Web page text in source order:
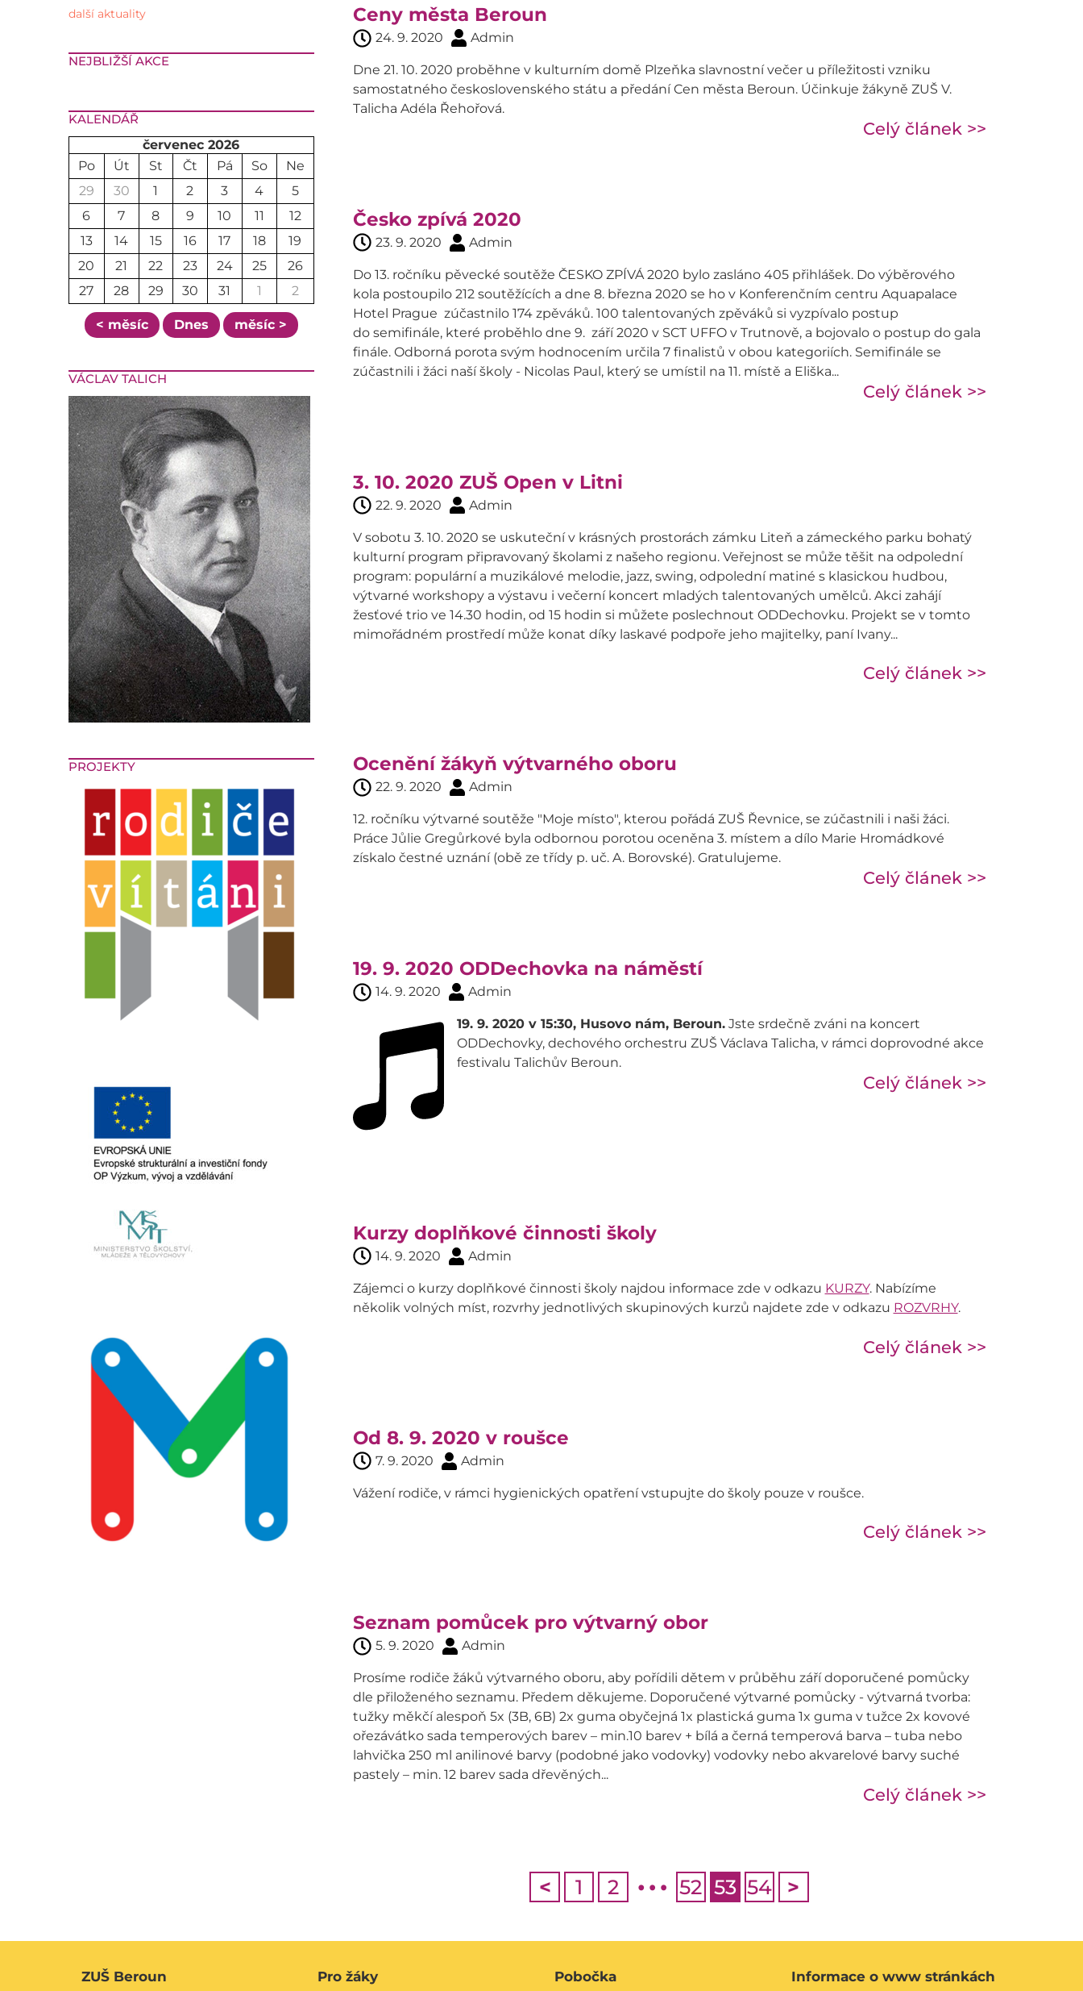
další aktuality
NEJBLIŽŠÍ AKCE
KALENDÁŘ
červenec 2026
Po
Út St Čt Pá So
Ne
29
30 1 2 3 4
5
6
7 8 9 10 11
12
13
14 15 16 17 18
19
20
21 22 23 24 25
26
27
28 29 30 31 1 2
< měsíc Dnes měsíc >
VÁCLAV TALICH
PROJEKTY
Ceny města Beroun
24. 9. 2020 Admin
Dne 21. 10. 2020 proběhne v kulturním domě Plzeňka slavnostní večer u příležitosti vzniku
samostatného československého státu a předání Cen města Beroun. Účinkuje žákyně ZUŠ V.
Talicha Adéla Řehořová.
Celý článek >>
Česko zpívá 2020
23. 9. 2020 Admin
Do 13. ročníku pěvecké soutěže ČESKO ZPÍVÁ 2020 bylo zasláno 405 přihlášek. Do výběrového
kola postoupilo 212 soutěžících a dne 8. března 2020 se ho v Konferenčním centru Aquapalace
Hotel Prague zúčastnilo 174 zpěváků. 100 talentovaných zpěváků si vyzpívalo postup
do semifinále, které proběhlo dne 9. září 2020 v SCT UFFO v Trutnově, a bojovalo o postup do gala
finále. Odborná porota svým hodnocením určila 7 finalistů v obou kategoriích. Semifinále se
zúčastnili i žáci naší školy - Nicolas Paul, který se umístil na 11. místě a Eliška...
Celý článek >>
3. 10. 2020 ZUŠ Open v Litni
22. 9. 2020 Admin
V sobotu 3. 10. 2020 se uskuteční v krásných prostorách zámku Liteň a zámeckého parku bohatý
kulturní program připravovaný školami z našeho regionu. Veřejnost se může těšit na odpolední
program: populární a muzikálové melodie, jazz, swing, odpolední matiné s klasickou hudbou,
výtvarné workshopy a výstavu i večerní koncert mladých talentovaných umělců. Akci zahájí
žesťové trio ve 14.30 hodin, od 15 hodin si můžete poslechnout ODDechovku. Projekt se v tomto
mimořádném prostředí může konat díky laskavé podpoře jeho majitelky, paní Ivany...
Celý článek >>
Ocenění žákyň výtvarného oboru
22. 9. 2020 Admin
12. ročníku výtvarné soutěže "Moje místo", kterou pořádá ZUŠ Řevnice, se zúčastnili i naši žáci.
Práce Jůlie Gregůrkové byla odbornou porotou oceněna 3. místem a dílo Marie Hromádkové
získalo čestné uznání (obě ze třídy p. uč. A. Borovské). Gratulujeme.
Celý článek >>
19. 9. 2020 ODDechovka na náměstí
14. 9. 2020 Admin
19. 9. 2020 v 15:30, Husovo nám, Beroun.Jste srdečně zváni na koncert
ODDechovky, dechového orchestru ZUŠ Václava Talicha, v rámci doprovodné akce
festivalu Talichův Beroun.
Celý článek >>
Kurzy doplňkové činnosti školy
14. 9. 2020 Admin
Zájemci o kurzy doplňkové činnosti školy najdou informace zde v odkazu KURZY. Nabízíme
několik volných míst, rozvrhy jednotlivých skupinových kurzů najdete zde v odkazu ROZVRHY.
Celý článek >>
Od 8. 9. 2020 v roušce
7. 9. 2020 Admin
Vážení rodiče, v rámci hygienických opatření vstupujte do školy pouze v roušce.
Celý článek >>
Seznam pomůcek pro výtvarný obor
5. 9. 2020 Admin
Prosíme rodiče žáků výtvarného oboru, aby pořídili dětem v průběhu září doporučené pomůcky
dle přiloženého seznamu. Předem děkujeme. Doporučené výtvarné pomůcky - výtvarná tvorba:
tužky měkčí alespoň 5x (3B, 6B) 2x guma obyčejná 1x plastická guma 1x guma v tužce 2x kovové
ořezávátko sada temperových barev – min.10 barev + bílá a černá temperová barva – tuba nebo
lahvička 250 ml anilinové barvy (podobné jako vodovky) vodovky nebo akvarelové barvy suché
pastely – min. 12 barev sada dřevěných...
Celý článek >>
< 1 2 … 52 53 54 >
ZUŠ Beroun Pro žáky Pobočka Informace o www stránkách